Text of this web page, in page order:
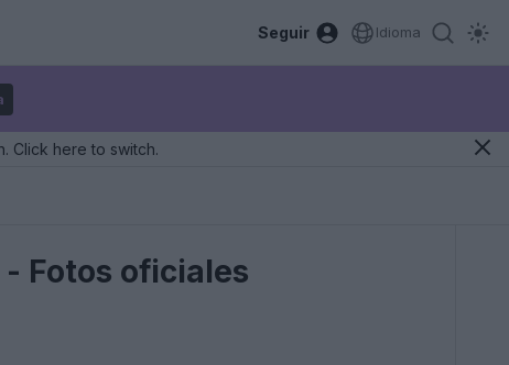
Seguir Idioma
Click here to switch.
Fotos oficiales